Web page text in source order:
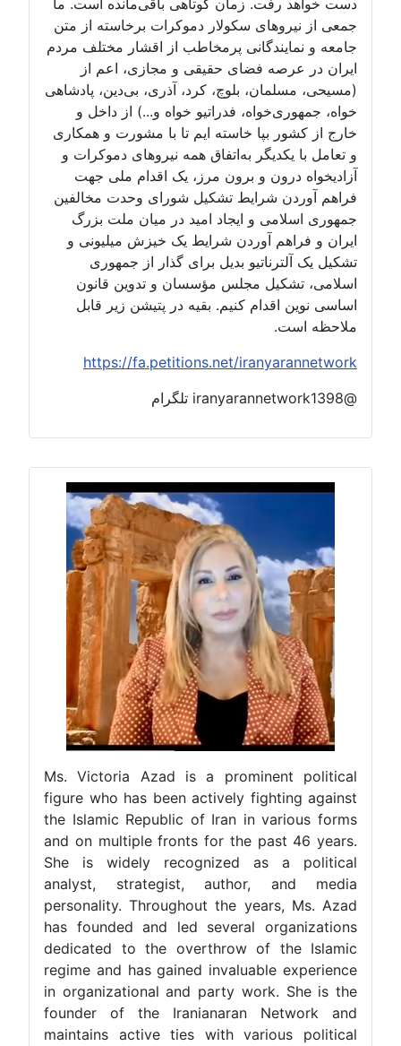
Ms. Victoria Azad is a prominent political
figure who has been actively fighting against
the Islamic Republic of Iran in various forms
and on multiple fronts for the past 46 years.
She is widely recognized as a political
analyst, strategist, author, and media
personality. Throughout the years, Ms. Azad
has founded and led several organizations
dedicated to the overthrow of the Islamic
regime and has gained invaluable experience
in organizational and party work. She is the
founder of the Iranianaran Network and
maintains active ties with various political
دست خواهد رفت. زمان کوتاهی باقی‌مانده است. ما
جمعی از نیروهای سکولار دموکرات برخاسته از متن
جامعه و نمایندگانی پرمخاطب از اقشار مختلف مردم
ایران در عرصه فضای حقیقی و مجازی، اعم از
(مسیحی، مسلمان، بلوچ، کرد، آذری، بی‌دین، پادشاهی
خواه، جمهوری‌خواه، فدراتیو خواه و...) از داخل و
خارج از کشور بپا خاسته ایم تا با مشورت و همکاری
و تعامل با یکدیگر به‌اتفاق همه نیروهای دموکرات و
آزادیخواه درون و برون مرز، یک اقدام ملی جهت
فراهم آوردن شرایط تشکیل شورای وحدت مخالفین
جمهوری اسلامی و ایجاد امید در میان ملت بزرگ
ایران و فراهم آوردن شرایط یک خیزش میلیونی و
تشکیل یک آلترناتیو بدیل برای گذار از جمهوری
اسلامی، تشکیل مجلس مؤسسان و تدوین قانون
اساسی نوین اقدام کنیم. بقیه در پتیشن زیر قابل
ملاحظه است.
https://fa.petitions.net/iranyarannetwork
@iranyarannetwork1398 تلگرام